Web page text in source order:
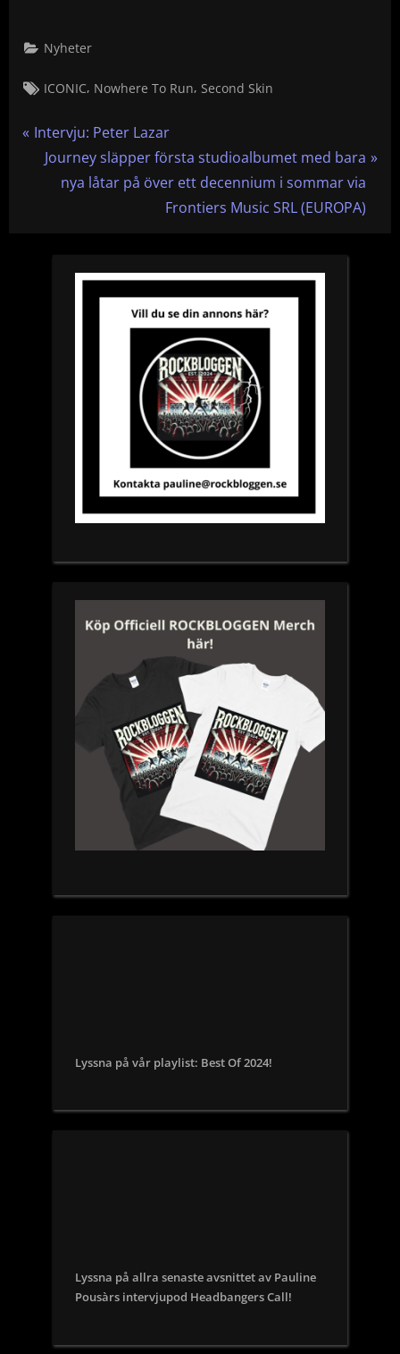
Nyheter
Tags:
ICONIC, Nowhere To Run, Second Skin
P
Intervju: Peter Lazar
N
Journey släpper första studioalbumet med bara
nya låtar på över ett decennium i sommar via
Frontiers Music SRL (EUROPA)
Lyssna på vår playlist: Best Of 2024!
Lyssna på allra senaste avsnittet av Pauline
Pousàrs intervjupod Headbangers Call!